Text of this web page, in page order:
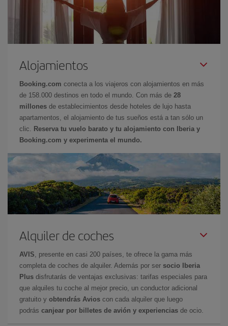
Alojamientos
Booking.com conecta a los viajeros con alojamientos en más
de 158.000 destinos en todo el mundo. Con más de 28
millones de establecimientos desde hoteles de lujo hasta
apartamentos, el alojamiento de tus sueños está a tan sólo un
clic.
Reserva tu vuelo barato y tu alojamiento con Iberia y
Booking.com y experimenta el mundo.
Alquiler de coches
AVIS , presente en casi 200 países, te ofrece la gama más
completa de coches de alquiler. Además por ser socio Iberia
Plus disfrutarás de ventajas exclusivas: tarifas especiales para
que alquiles tu coche al mejor precio, un conductor adicional
gratuito y obtendrás Avios con cada alquiler que luego
podrás canjear por billetes de avión y experiencias de ocio.